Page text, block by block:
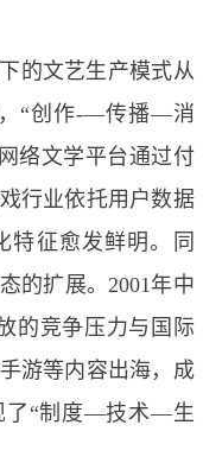
的文艺生产模式从
“创作-—传播—消
络文学平台通过付
行业依托用户数据
特征愈发鲜明。同
的扩展。2001年中
的竞争压力与国际
游等内容出海，成
了“制度—技术—生